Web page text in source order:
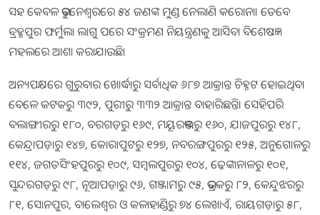
ସହ କେବଳ ଭୁବନେଶ୍ବରରେ ୫୪ ଜଣଙ୍କ ମୁଣ୍ଡ ନେଲାଣି କରୋନା। ତେବେ
ବ୍ରହ୍ମପୁର ଫର୍ମୁଲା ଲାଗୁ ପରେ ସଂକ୍ରମଣ ନିୟନ୍ତ୍ରଣକୁ ଆସିବା ବିଶେଷଜ୍ଞ
ମହଲରେ ଆଶା କରାଯାଉଛି।
ଅନ୍ୟପକ୍ଷରେ ଗୁରୁବାର ଖୋର୍ଦ୍ଧାରୁ ସର୍ବାଧିକ ୬୮୭ ଆକ୍ରାନ୍ତ ଚିହ୍ନଟ ହୋଇଥିବା
ବେଳେ କଟକରୁ ୩୯୨, ପୁରୀରୁ ୩୩୨ ଆକ୍ରାନ୍ତ ବାହାରିଛନ୍ତି। ସେହିପରି
ବଲାଙ୍ଗୀରରୁ ୧୮୦, ବରଗଡ଼ରୁ ୧୬୯, ମୟୂରଭଞ୍ଜରୁ ୧୬୦, ଯାଜପୁରରୁ ୧୪୮,
କେନ୍ଦ୍ରାପଡ଼ାରୁ ୧୪୭, କୋରାପୁଟରୁ ୧୨୭, ନବରଙ୍ଗପୁରରୁ ୧୨୫, ଅନୁଗୋଳରୁ
୧୧୪, ଜଗତସିଂହପୁରରୁ ୧୦୯, ସମ୍ବଲପୁରରୁ ୧୦୪, ଢ଼େଙ୍କାନାଳରୁ ୧୦୧,
ସୁନ୍ଦରଗଡ଼ରୁ ୯୮, ନୂଆପଡ଼ାରୁ ୯୬, ଗଞ୍ଜାମରୁ ୯୫, ଭଦ୍ରକରୁ ୮୨, କେନ୍ଦୁଝରରୁ
୮୧, ସୋନପୁର, ବାଲେଶ୍ୱର ଓ କଳାହାଣ୍ଡିରୁ ୭୪ ଲେଖାଏଁ, ରାୟଗଡ଼ାରୁ ୫୮,